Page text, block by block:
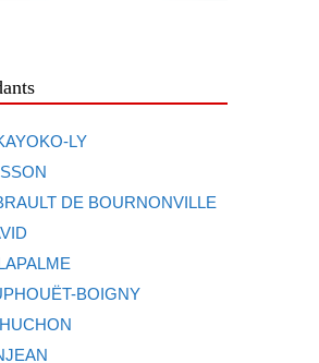
LY
DE BOURNONVILLE
BOIGNY